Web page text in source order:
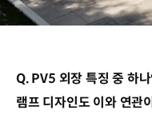
Q. PV5 외장 특징 중 하
램프 디자인도 이와 연관